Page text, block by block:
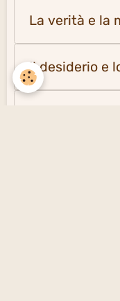
La verità e la
Il desiderio e